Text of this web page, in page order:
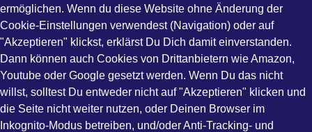
ermöglichen. Wenn du diese Website ohne Änderung der
Cookie-Einstellungen verwendest (Navigation) oder auf
"Akzeptieren" klickst, erklärst Du Dich damit einverstanden.
Dann können auch Cookies von Drittanbietern wie Amazon,
Youtube oder Google gesetzt werden. Wenn Du das nicht
willst, solltest Du entweder nicht auf "Akzeptieren" klicken und
die Seite nicht weiter nutzen, oder Deinen Browser im
Inkognito-Modus betreiben, und/oder Anti-Tracking- und